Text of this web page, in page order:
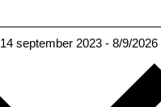
14 september 2023 - 8/9/2026